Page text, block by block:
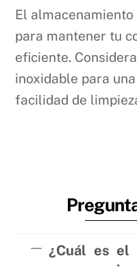
El
para mantener tu
eficiente.
inoxidable para
facilidad de
¿Cuál es el